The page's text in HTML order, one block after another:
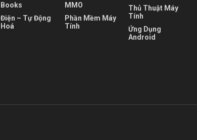
Books
Điện – Tự Động
Hoá
MMO
Phần Mềm Máy
Tính
Thủ Thuật Máy
Tính
Ứng Dụng
Android